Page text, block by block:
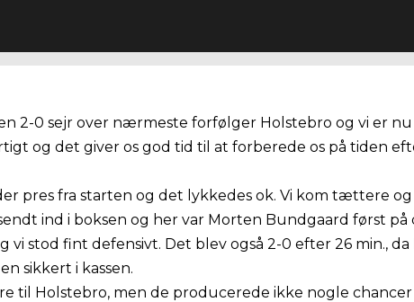
2-0 sejr over nærmeste forfølger Holstebro og vi er
og det giver os god tid til at forberede os på tiden
pres fra starten og det lykkedes ok. Vi kom tættere
ind i boksen og her var Morten Bundgaard først på
stod fint defensivt. Det blev også 2-0 efter 26 min.,
sikkert i kassen.
til Holstebro, men de producerede ikke nogle